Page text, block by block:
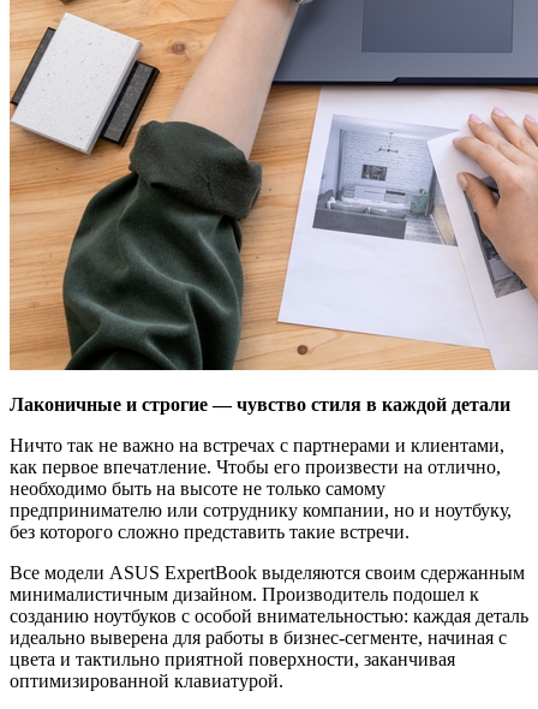
Лаконичные и строгие — чувство стиля в каждой детали
Ничто так не важно на встречах с партнерами и клиентами,
как первое впечатление. Чтобы его произвести на отлично,
необходимо быть на высоте не только самому
предпринимателю или сотруднику компании, но и ноутбуку,
без которого сложно представить такие встречи.
Все модели ASUS ExpertBook выделяются своим сдержанным
минималистичным дизайном. Производитель подошел к
созданию ноутбуков с особой внимательностью: каждая деталь
идеально выверена для работы в бизнес-сегменте, начиная с
цвета и тактильно приятной поверхности, заканчивая
оптимизированной клавиатурой.